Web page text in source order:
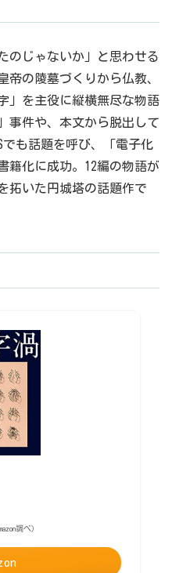
のじゃないか」と思わせる
帝の陵墓づくりから仏教、
」を主役に縦横無尽な物語
事件や、本文から脱出して
でも話題を呼び、「電子化
籍化に成功。12編の物語が
拓いた円城塔の話題作で
調べ）